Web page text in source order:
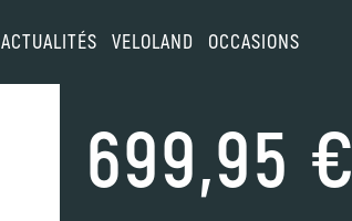
ACTUALITÉS VELOLAND OCCASIONS
699,95 €